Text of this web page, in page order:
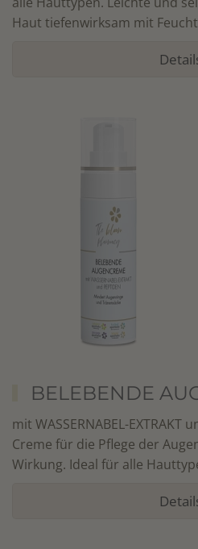
Haut tiefenwirksam mit
BELEBENDE
mit WASSERNABEL-EXTRAKT
Creme für die Pflege der
Wirkung. Ideal für alle